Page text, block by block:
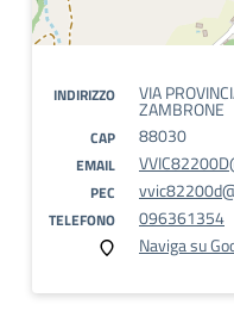
INDIRIZZO VIA
ZAMBRONE
CAP 88030
EMAIL
PEC
TELEFONO
096361354
Naviga su